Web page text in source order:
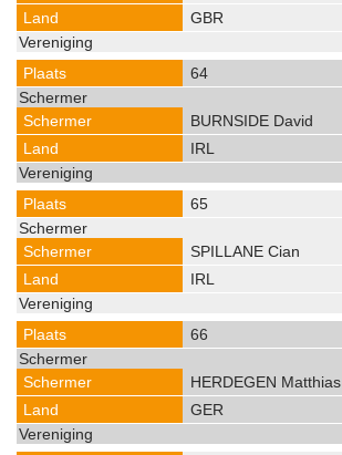
GBR
64
BURNSIDE David
IRL
65
SPILLANE Cian
IRL
66
HERDEGEN Matthias
GER